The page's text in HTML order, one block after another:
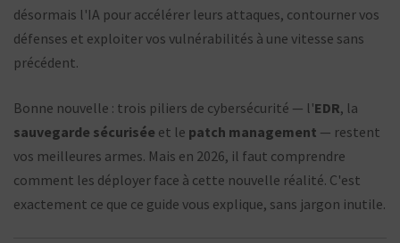
désormais l'IA pour accélérer leurs attaques, contourner vos
défenses et exploiter vos vulnérabilités à une vitesse sans
précédent.
Bonne nouvelle : trois piliers de cybersécurité — l'EDR, la
sauvegarde sécurisée et le patch management — restent
vos meilleures armes. Mais en 2026, il faut comprendre
comment les déployer face à cette nouvelle réalité. C'est
exactement ce que ce guide vous explique, sans jargon inutile.